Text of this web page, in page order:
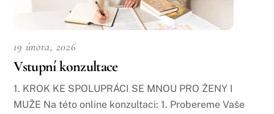
19 února, 2026
Vstupní konzultace
1. KROK KE SPOLUPRÁCI SE MNOU PRO ŽENY I
MUŽE Na této online konzultaci: 1. Probereme Vaše